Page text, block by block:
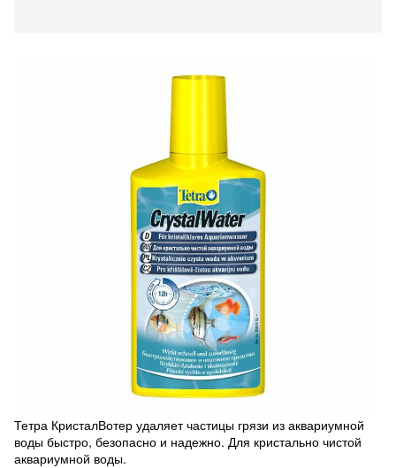
Тетра КристалВотер удаляет частицы грязи из аквариумной
воды быстро, безопасно и надежно. Для кристально чистой
аквариумной воды.